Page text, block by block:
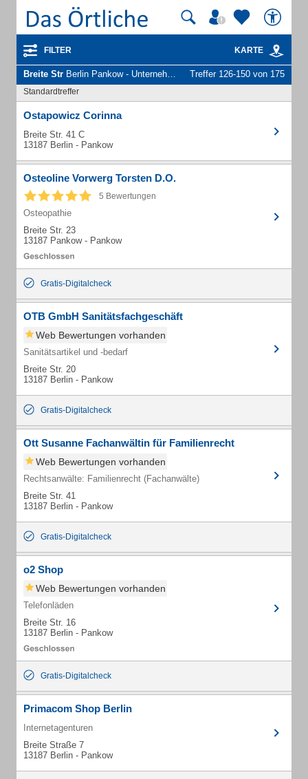
FILTER KARTE
Breite Str Berlin Pankow - Unternehmen und Personen Treffer 126-150 von 175
Standardtreffer
Ostapowicz Corinna
Breite Str. 41 C
13187 Berlin - Pankow
Osteoline Vorwerg Torsten D.O.
5 Bewertungen
Osteopathie
Breite Str. 23
13187 Pankow - Pankow
Gratis-Digitalcheck
OTB GmbH Sanitätsfachgeschäft
Web Bewertungen vorhanden
Sanitätsartikel und -bedarf
Breite Str. 20
13187 Berlin - Pankow
Gratis-Digitalcheck
Ott Susanne Fachanwältin für Familienrecht
Web Bewertungen vorhanden
Rechtsanwälte: Familienrecht (Fachanwälte)
Breite Str. 41
13187 Berlin - Pankow
Gratis-Digitalcheck
o2 Shop
Web Bewertungen vorhanden
Telefonläden
Breite Str. 16
13187 Berlin - Pankow
Gratis-Digitalcheck
Primacom Shop Berlin
Internetagenturen
Breite Straße 7
13187 Berlin - Pankow